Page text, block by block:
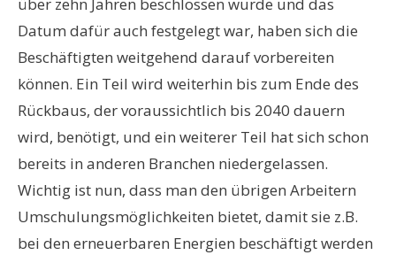
Datum dafür auch festgelegt war, haben sich die
Beschäftigten weitgehend darauf vorbereiten
können. Ein Teil wird weiterhin bis zum Ende des
Rückbaus, der voraussichtlich bis 2040 dauern
wird, benötigt, und ein weiterer Teil hat sich schon
bereits in anderen Branchen niedergelassen.
Wichtig ist nun, dass man den übrigen Arbeitern
Umschulungsmöglichkeiten bietet, damit sie z.B.
bei den erneuerbaren Energien beschäftigt werden